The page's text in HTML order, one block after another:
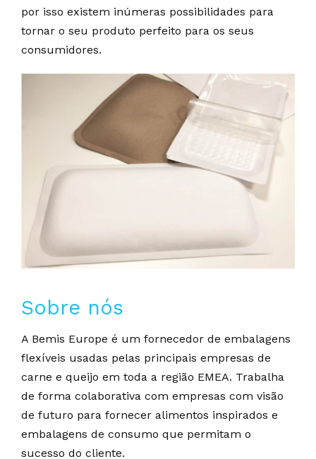
por isso existem inúmeras possibilidades para
tornar o seu produto perfeito para os seus
consumidores.
Sobre nós
A Bemis Europe é um fornecedor de embalagens
flexíveis usadas pelas principais empresas de
carne e queijo em toda a região EMEA. Trabalha
de forma colaborativa com empresas com visão
de futuro para fornecer alimentos inspirados e
embalagens de consumo que permitam o
sucesso do cliente.